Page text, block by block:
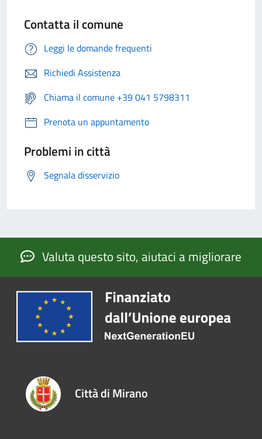
Contatta il comune
Leggi le domande frequenti
Richiedi Assistenza
Chiama il comune +39 041 5798311
Prenota un appuntamento
Problemi in città
Segnala disservizio
Valuta questo sito, aiutaci a migliorare
Città di Mirano